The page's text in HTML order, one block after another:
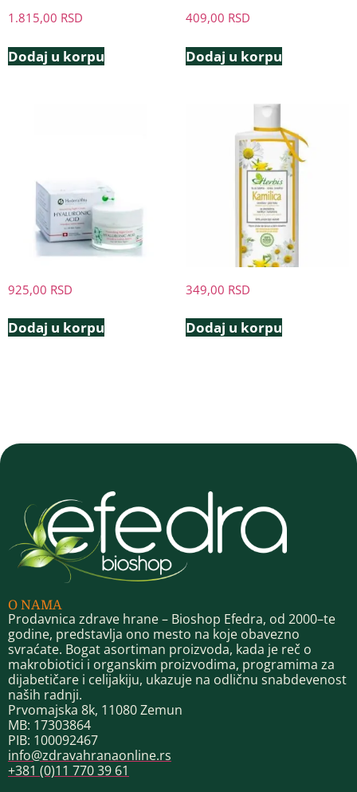
1.815,00 RSD
Dodaj u korpu
409,00 RSD
Dodaj u korpu
925,00 RSD
Dodaj u korpu
349,00 RSD
Dodaj u korpu
O NAMA
Prodavnica zdrave hrane – Bioshop Efedra, od 2000–te
godine, predstavlja ono mesto na koje obavezno
svraćate. Bogat asortiman proizvoda, kada je reč o
makrobiotici i organskim proizvodima, programima za
dijabetičare i celijakiju, ukazuje na odličnu snabdevenost
naših radnji.
Prvomajska 8k, 11080 Zemun
MB: 17303864
PIB: 100092467
info@zdravahranaonline.rs
+381 (0)11 770 39 61